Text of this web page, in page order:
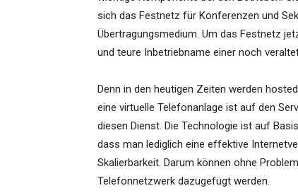
sich das Festnetz für Konferenzen und
Übertragungsmedium. Um das Festnetz
und teure Inbetriebname einer noch
Denn in den heutigen Zeiten werden
eine virtuelle Telefonanlage ist auf den
diesen Dienst. Die Technologie ist auf
dass man lediglich eine effektive
Skalierbarkeit. Darum können ohne
Telefonnetzwerk dazugefügt werden.